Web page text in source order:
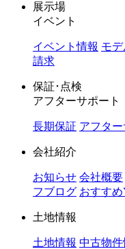
展示場
イベント
イベント情報 モ
請求
保証･点検
アフターサポート
長期保証 アフター
会社紹介
お知らせ 会社概要
フブログ おすすめ
土地情報
土地情報 中古物件